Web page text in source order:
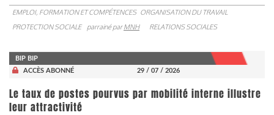
EMPLOI, FORMATION ET COMPÉTENCES ORGANISATION DU TRAVAIL
PROTECTION SOCIALE
parrainé parMNH RELATIONS SOCIALES
BIP BIP
ACCÈS ABONNÉ
29 / 07 / 2026
Le taux de postes pourvus par mobilité interne illustre
leur attractivité